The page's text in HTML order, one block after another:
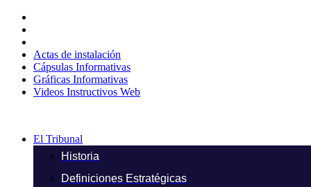
contenido
Actas de instalación
Cápsulas Informativas
Gráficas Informativas
Videos Instructivos Web
El Tribunal
Historia
Definiciones Estratégicas